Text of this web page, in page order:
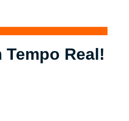
Real!